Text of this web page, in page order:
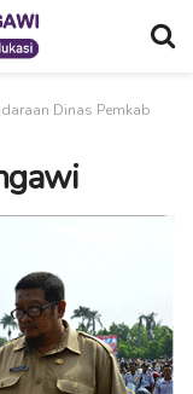
Dinas Pemkab